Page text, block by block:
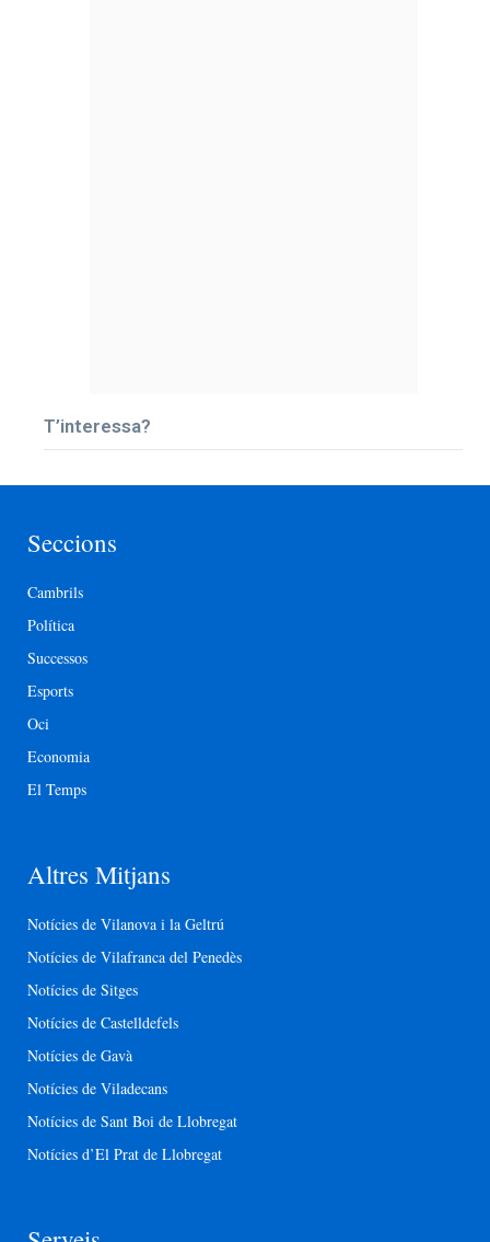
T’interessa?
Seccions
Cambrils
Política
Successos
Esports
Oci
Economia
El Temps
Altres Mitjans
Notícies de Vilanova i la Geltrú
Notícies de Vilafranca del Penedès
Notícies de Sitges
Notícies de Castelldefels
Notícies de Gavà
Notícies de Viladecans
Notícies de Sant Boi de Llobregat
Notícies d’El Prat de Llobregat